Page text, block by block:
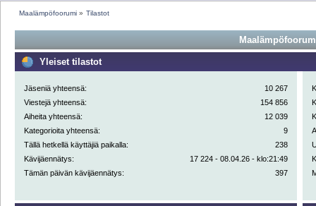
Maalämpöfoorumi» Tilastot
Yleiset tilastot
Jäseniä yhteensä:
10 267
Viestejä yhteensä:
154 856
Aiheita yhteensä:
12 039
Kategorioita yhteensä:
9
Tällä hetkellä käyttäjiä paikalla:
238
Kävijäennätys:
17 224 - 08.04.26 - klo:21:49
Tämän päivän kävijäennätys:
397